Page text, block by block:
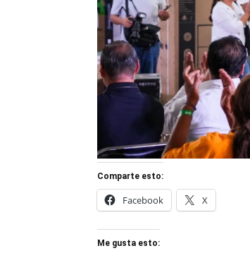
Comparte esto:
Facebook X
Me gusta esto: